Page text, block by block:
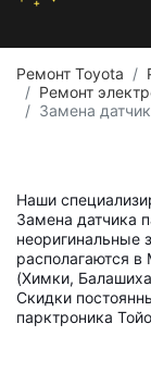
Ремонт Toyota
Ремонт
Замена
Наши
Замена датчика
неоригинальные
располагаются
(Химки,
Скидки
парктроника